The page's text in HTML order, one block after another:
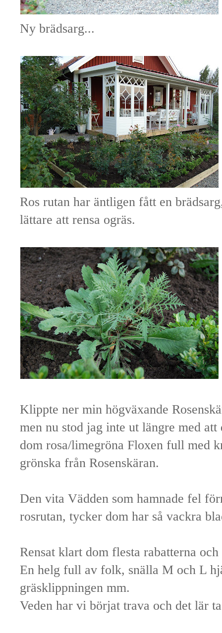
Ny brädsarg...
Ros rutan har äntligen fått en
lättare att rensa ogräs.
Klippte ner min högväxande
men nu stod jag inte ut längre med
dom rosa/limegröna Floxen full med
grönska från Rosenskäran.
Den vita Vädden som hamnade fel
rosrutan, tycker dom har så vackra
Rensat klart dom flesta rabatterna
En helg full av folk, snälla M och L
gräsklippningen mm.
Veden har vi börjat trava och det lär